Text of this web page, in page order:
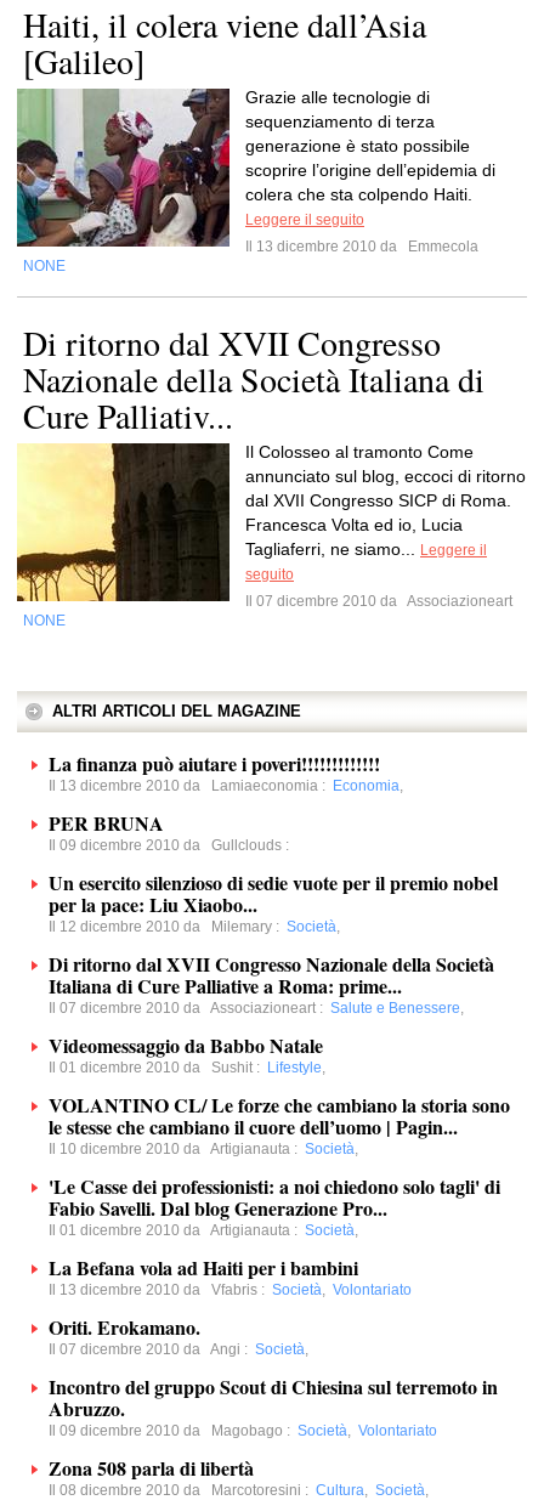
Haiti, il colera viene dall’Asia
[Galileo]
Grazie alle tecnologie di
sequenziamento di terza
generazione è stato possibile
scoprire l’origine dell’epidemia di
colera che sta colpendo Haiti.
Leggere il seguito
Il 13 dicembre 2010 da
Emmecola
NONE
Di ritorno dal XVII Congresso
Nazionale della Società Italiana di
Cure Palliativ...
Il Colosseo al tramonto Come
annunciato sul blog, eccoci di ritorno
dal XVII Congresso SICP di Roma.
Francesca Volta ed io, Lucia
Tagliaferri, ne siamo...
Leggere il
seguito
Il 07 dicembre 2010 da Associazioneart
NONE
ALTRI ARTICOLI DEL MAGAZINE
La finanza può aiutare i poveri!!!!!!!!!!!!!
Il 13 dicembre 2010 da Lamiaeconomia : Economia,
PER BRUNA
Il 09 dicembre 2010 da Gullclouds :
Un esercito silenzioso di sedie vuote per il premio nobel
per la pace: Liu Xiaobo...
Il 12 dicembre 2010 da Milemary : Società,
Di ritorno dal XVII Congresso Nazionale della Società
Italiana di Cure Palliative a Roma: prime...
Il 07 dicembre 2010 da Associazioneart : Salute e Benessere,
Videomessaggio da Babbo Natale
Il 01 dicembre 2010 da Sushit : Lifestyle,
VOLANTINO CL/ Le forze che cambiano la storia sono
le stesse che cambiano il cuore dell’uomo | Pagin...
Il 10 dicembre 2010 da Artigianauta : Società,
'Le Casse dei professionisti: a noi chiedono solo tagli' di
Fabio Savelli. Dal blog Generazione Pro...
Il 01 dicembre 2010 da Artigianauta : Società,
La Befana vola ad Haiti per i bambini
Il 13 dicembre 2010 da Vfabris : Società, Volontariato
Oriti. Erokamano.
Il 07 dicembre 2010 da Angi : Società,
Incontro del gruppo Scout di Chiesina sul terremoto in
Abruzzo.
Il 09 dicembre 2010 da Magobago : Società, Volontariato
Zona 508 parla di libertà
Il 08 dicembre 2010 da Marcotoresini : Cultura, Società,